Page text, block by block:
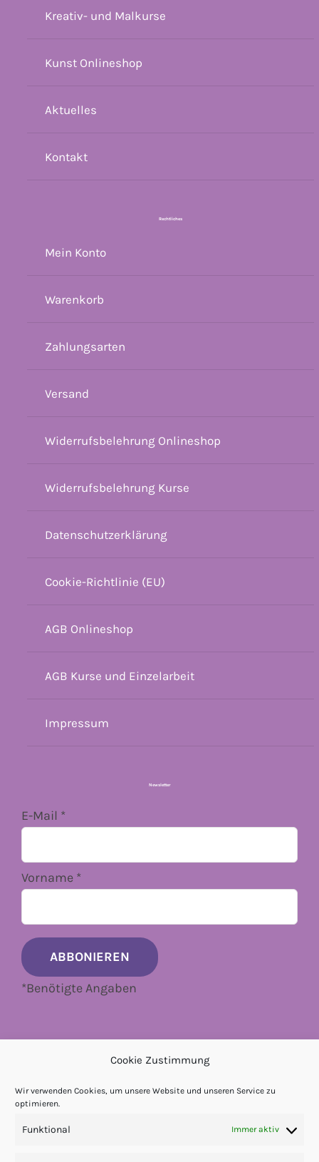
Cookie Zustimmung
Wir verwenden Cookies, um unsere Website und unseren Service zu
optimieren.
Funktional Immer aktiv
Kreativ- und Malkurse
Kunst Onlineshop
Aktuelles
Kontakt
Rechtliches
Mein Konto
Warenkorb
Zahlungsarten
Versand
Widerrufsbelehrung Onlineshop
Widerrufsbelehrung Kurse
Datenschutzerklärung
Cookie-Richtlinie (EU)
AGB Onlineshop
AGB Kurse und Einzelarbeit
Impressum
Newsletter
E-Mail *
Vorname *
*Benötigte Angaben